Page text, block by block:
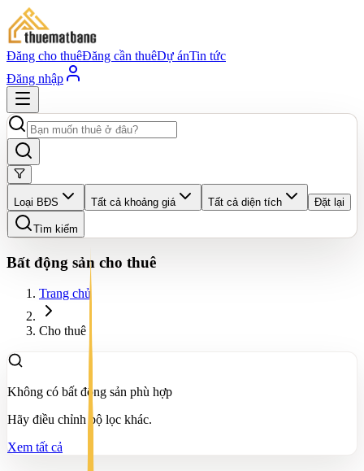
Đăng cho thuêĐăng cần thuêDự ánTin tức
Đăng nhập
Loại BĐS Tất cả khoảng giá Tất cả diện tích Đặt lại
Tìm kiếm
Bất động sản cho thuê
Trang chủ
Cho thuê
Không có bất động sản phù hợp
Hãy điều chỉnh bộ lọc khác.
Xem tất cả